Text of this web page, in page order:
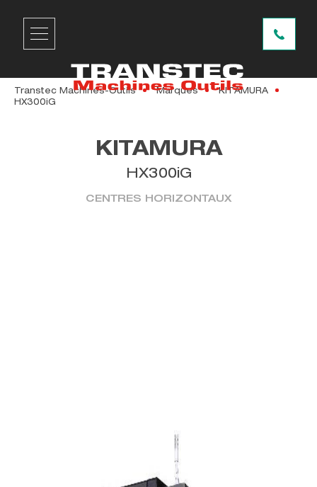
Transtec Machines-Outils Marques
KITAMURA
HX300iG
KITAMURA
HX300iG
CENTRES HORIZONTAUX